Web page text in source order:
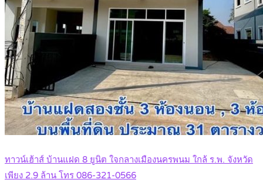
ทาวน์เฮ้าส์ บ้านแฝด 8 ยูนิต ใจกลางเมืองนครพนม ใกล้ ร.พ. จังหวัด
เพียง 2.9 ล้าน โทร 086-321-0566